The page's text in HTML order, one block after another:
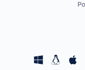
CONCURSOS POR
Concursos Fiscais